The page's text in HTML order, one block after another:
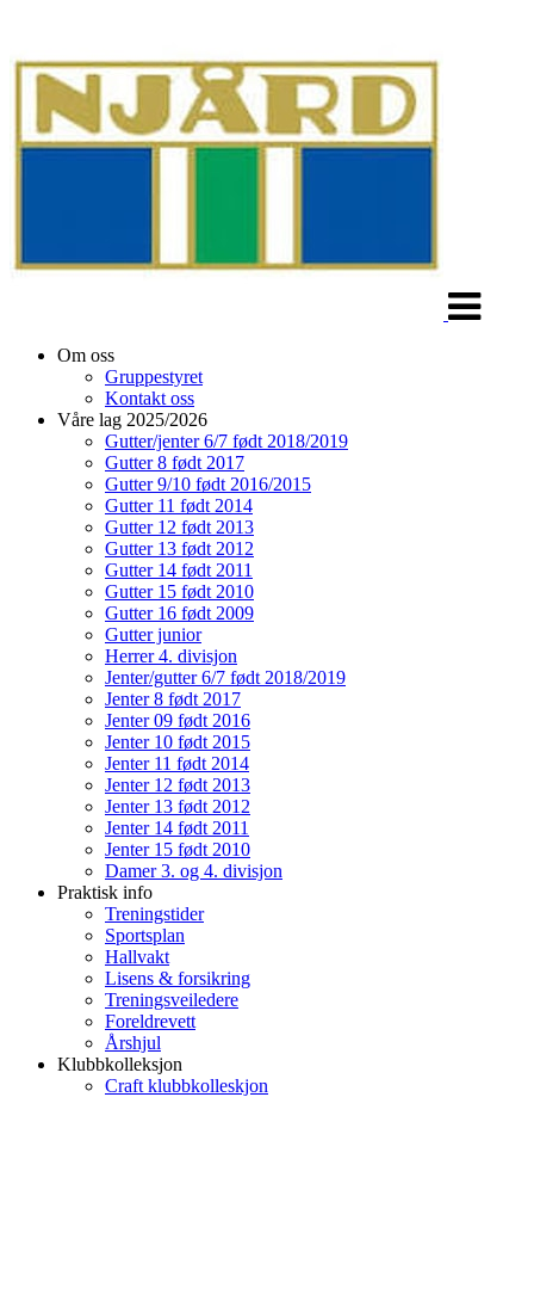
Om oss
Gruppestyret
Kontakt oss
Våre lag 2025/2026
Gutter/jenter 6/7 født 2018/2019
Gutter 8 født 2017
Gutter 9/10 født 2016/2015
Gutter 11 født 2014
Gutter 12 født 2013
Gutter 13 født 2012
Gutter 14 født 2011
Gutter 15 født 2010
Gutter 16 født 2009
Gutter junior
Herrer 4. divisjon
Jenter/gutter 6/7 født 2018/2019
Jenter 8 født 2017
Jenter 09 født 2016
Jenter 10 født 2015
Jenter 11 født 2014
Jenter 12 født 2013
Jenter 13 født 2012
Jenter 14 født 2011
Jenter 15 født 2010
Damer 3. og 4. divisjon
Praktisk info
Treningstider
Sportsplan
Hallvakt
Lisens & forsikring
Treningsveiledere
Foreldrevett
Årshjul
Klubbkolleksjon
Craft klubbkolleskjon